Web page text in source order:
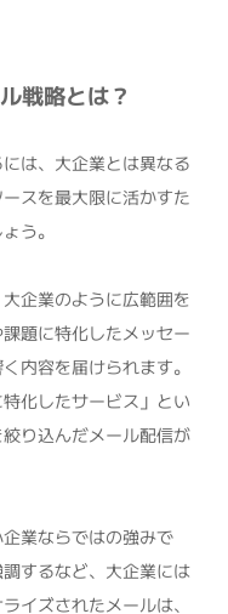
戦略とは？
は、大企業とは異なる
スを最大限に活かすた
う。
企業のように広範囲を
題に特化したメッセー
内容を届けられます。
化したサービス」とい
り込んだメール配信が
業ならではの強みで
するなど、大企業には
イズされたメールは、